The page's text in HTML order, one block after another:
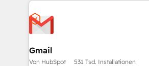
Gmail
Von HubSpot 531 Tsd. Installationen